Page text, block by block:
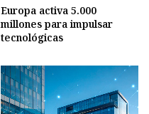
Europa activa 5.000
millones para impulsar
tecnológicas